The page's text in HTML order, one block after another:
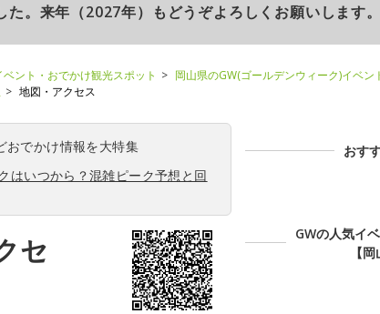
。来年（2027年）もどうぞよろしくお願いします。
ント・おでかけ観光スポット
岡山県のGW(ゴールデンウィーク)イベン
地図・アクセス
おでかけ情報を大特集
はいつから？混雑ピーク予想と回
セ
おす
GWの人気イ
【岡